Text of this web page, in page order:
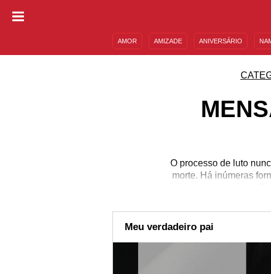
AMOR AMIZADE ANIVERSÁRIO
O processo de luto
morte. Há inúmeras
excluir por um período.
está sentindo pode ser
de relembrar tudo de
Meu verdadeiro pai